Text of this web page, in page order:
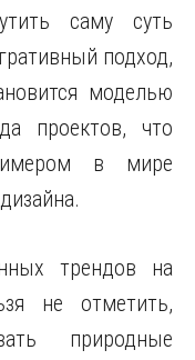
саму суть
подход,
моделью
проектов, что
в мире
трендов на
не отметить,
природные